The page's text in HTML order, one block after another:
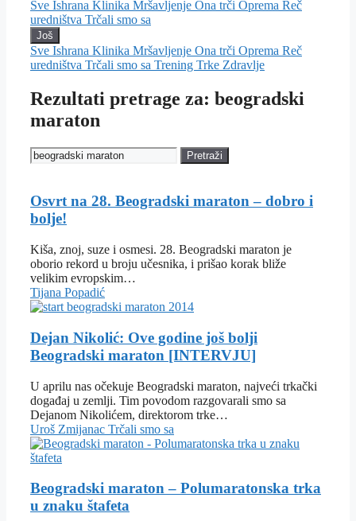
Sve Ishrana Klinika Mršavljenje Ona trči Oprema Reč
uredništva Trčali smo sa
Još
Sve Ishrana Klinika Mršavljenje Ona trči Oprema Reč
uredništva Trčali smo sa Trening Trke Zdravlje
Rezultati pretrage za: beogradski
maraton
Pretraži
Osvrt na 28. Beogradski maraton – dobro i
bolje!
Kiša, znoj, suze i osmesi. 28. Beogradski maraton je
oborio rekord u broju učesnika, i prišao korak bliže
velikim evropskim…
Tijana Popadić
Dejan Nikolić: Ove godine još bolji
Beogradski maraton [INTERVJU]
U aprilu nas očekuje Beogradski maraton, najveći trkački
događaj u zemlji. Tim povodom razgovarali smo sa
Dejanom Nikolićem, direktorom trke…
Uroš Zmijanac Trčali smo sa
Beogradski maraton – Polumaratonska trka
u znaku štafeta